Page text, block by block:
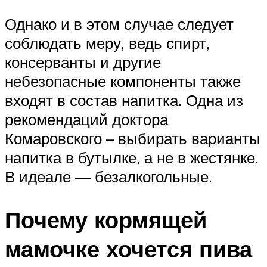
Однако и в этом случае следует
соблюдать меру, ведь спирт,
консерванты и другие
небезопасные компоненты также
входят в состав напитка. Одна из
рекомендаций доктора
Комаровского – выбирать варианты
напитка в бутылке, а не в жестянке.
В идеале — безалкогольные.
Почему кормящей
мамочке хочется пива